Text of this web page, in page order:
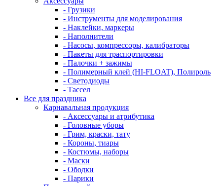
- Грузики
- Инструменты для моделирования
- Наклейки, маркеры
- Наполнители
- Насосы, компрессоры, калибраторы
- Пакеты для траспортировки
- Палочки + зажимы
- Полимерный клей (HI-FLOAT), Полироль
- Светодиоды
- Тассел
Все для праздника
Карнавальная продукция
- Аксессуары и атрибутика
- Головные уборы
- Грим, краски, тату
- Короны, тиары
- Костюмы, наборы
- Маски
- Ободки
- Парики